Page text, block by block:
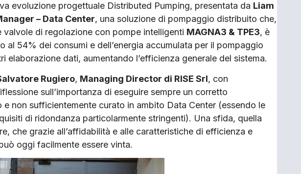
evoluzione progettuale Distributed Pumping, presentata da Liam
– Data Center, una soluzione di pompaggio distribuito che,
di regolazione con pompe intelligenti MAGNA3 & TPE3, è
al 54% dei consumi e dell’energia accumulata per il pompaggio
elaborazione dati, aumentando l’efficienza generale del sistema.
Rugiero, Managing Director di RISE Srl, con
sull’importanza di eseguire sempre un corretto
non sufficientemente curato in ambito Data Center (essendo le
di ridondanza particolarmente stringenti). Una sfida, quella
che grazie all’affidabilità e alle caratteristiche di efficienza e
oggi facilmente essere vinta.